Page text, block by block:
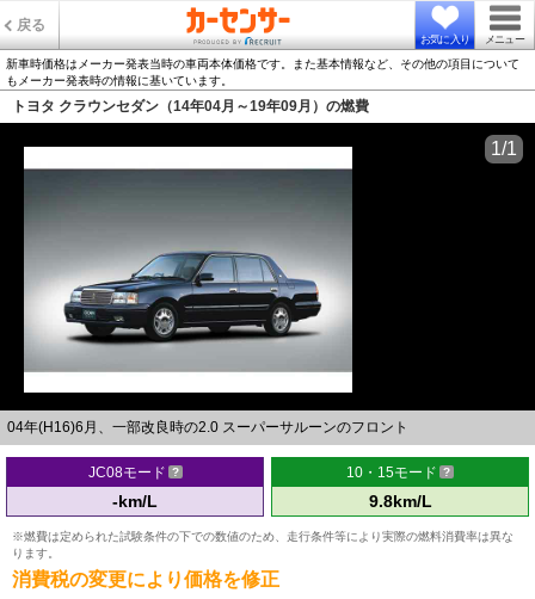
戻る
お気に入り メニュー
新車時価格はメーカー発表当時の車両本体価格です。また基本情報など、その他の項目について
もメーカー発表時の情報に基いています。
トヨタ クラウンセダン（14年04月～19年09月）の燃費
04年(H16)6月、一部改良時の2.0 スーパーサルーンのフロント
1/1
JC08モード
-km/L
10・15モード
9.8km/L
※燃費は定められた試験条件の下での数値のため、走行条件等により実際の燃料消費率は異な
ります。
消費税の変更により価格を修正